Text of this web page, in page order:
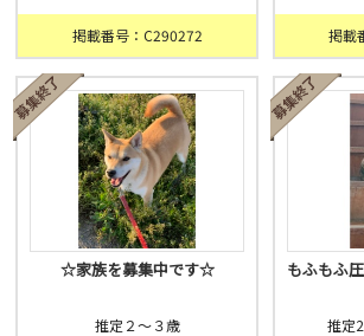
掲載番号：C290272 掲載
☆家族を募集中です☆
推定２〜３歳
もふもふ
推定